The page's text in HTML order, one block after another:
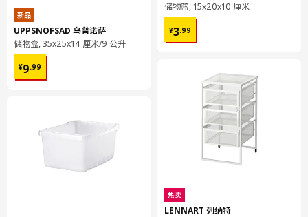
新品
UPPSNOFSAD 乌普诺萨
储物盒, 35x25x14 厘米/9 公升
¥9.99
¥ 9.99
储物篮, 15x20x10 厘米
¥3.99
¥ 3.99
热卖
LENNART 列纳特